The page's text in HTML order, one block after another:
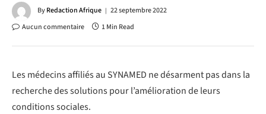
ByRedaction Afrique
22 septembre 2022
Aucun commentaire
1 Min Read
Les médecins affiliés au SYNAMED ne désarment pas dans la
recherche des solutions pour l’amélioration de leurs
conditions sociales.